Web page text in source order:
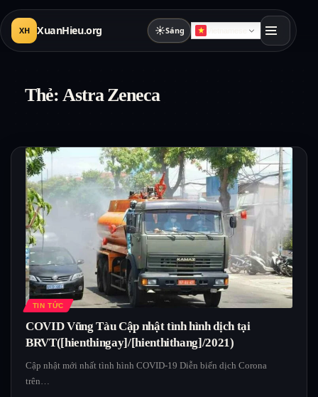
XH XuanHieu.org ☀Sáng
Thẻ: Astra Zeneca
TIN TỨC
COVID Vũng Tàu Cập nhật tình hình dịch tại
BRVT([hienthingay]/[hienthithang]/2021)
Cập nhật mới nhất tình hình COVID-19 Diễn biến dịch Corona
trên…